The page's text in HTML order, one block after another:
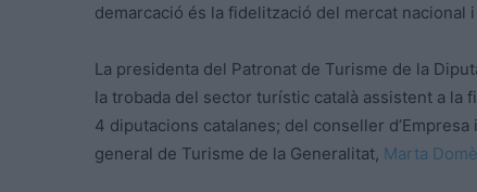
demarcació és la fidelització del mercat nacional
La presidenta del Patronat de Turisme de la
la trobada del sector turístic català assistent a la
4 diputacions catalanes; del conseller
general de Turisme de la Generalitat, Marta